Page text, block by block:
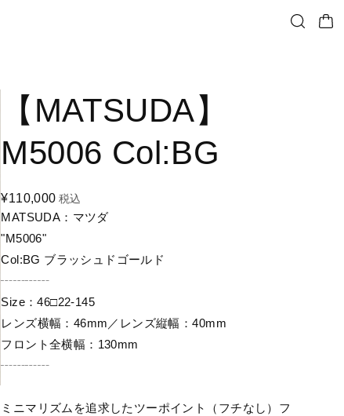
【MATSUDA】
M5006 Col:BG
¥110,000 税込
MATSUDA：マツダ
"M5006"
Col:BG ブラッシュドゴールド
┄┄┄┄
Size：46□22-145
レンズ横幅：46mm／レンズ縦幅：40mm
フロント全横幅：130mm
┄┄┄┄
ミニマリズムを追求したツーポイント（フチなし）フ